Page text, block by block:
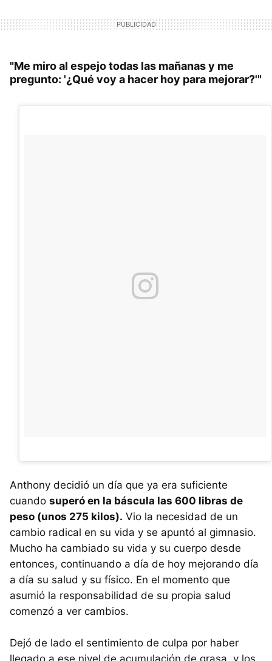
"Me miro al espejo todas las mañanas y me
pregunto: '¿Qué voy a hacer hoy para mejorar?'"
Anthony decidió un día que ya era suficiente
cuando superó en la báscula las 600 libras de
peso (unos 275 kilos). Vio la necesidad de un
cambio radical en su vida y se apuntó al gimnasio.
Mucho ha cambiado su vida y su cuerpo desde
entonces, continuando a día de hoy mejorando día
a día su salud y su físico. En el momento que
asumió la responsabilidad de su propia salud
comenzó a ver cambios.
Dejó de lado el sentimiento de culpa por haber
llegado a ese nivel de acumulación de grasa, y los